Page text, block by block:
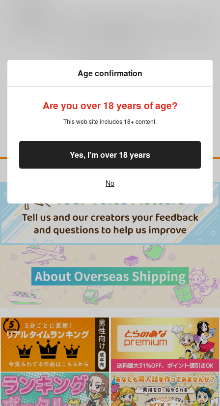
Age confirmation
Are you over 18 years of age?
This web site includes 18+ content.
No
Yes, I'm over 18 years